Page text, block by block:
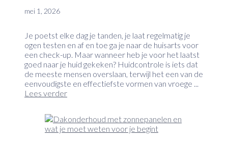
mei 1, 2026
Je poetst elke dag je tanden, je laat regelmatig je
ogen testen en af en toe ga je naar de huisarts voor
een check-up. Maar wanneer heb je voor het laatst
goed naar je huid gekeken? Huidcontrole is iets dat
de meeste mensen overslaan, terwijl het een van de
eenvoudigste en effectiefste vormen van vroege ...
Lees verder